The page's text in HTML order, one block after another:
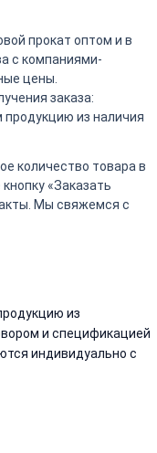
прокат оптом и в
с компаниями-
цены.
заказа:
из наличия
количество товара в
«Заказать
Мы свяжемся с
из
и спецификацией
индивидуально с